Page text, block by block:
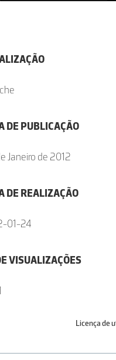
DE PUBLICAÇÃO
Janeiro de 2012
DE REALIZAÇÃO
01-24
VISUALIZAÇÕES
Licença de